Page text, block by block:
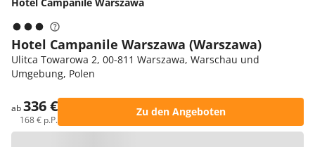
Hotel Campanile Warszawa (Warszawa)
Ulitca Towarowa 2, 00-811 Warszawa, Warschau und
Umgebung, Polen
ab336 €
168 € p.P.
Zu den Angeboten